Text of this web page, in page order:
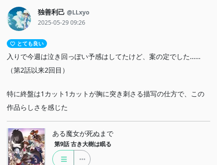
独善利己 @LLxyo
2025-05-29 09:26
とても良い
入りで今週は泣き回っぽい予感はしてたけど、案の定でした……
（第2話以来2回目）
特に終盤は1カット1カットが胸に突き刺さる描写の仕方で、この
作品らしさを感じた
ある魔女が死ぬまで
第9話 古き大樹は眠る